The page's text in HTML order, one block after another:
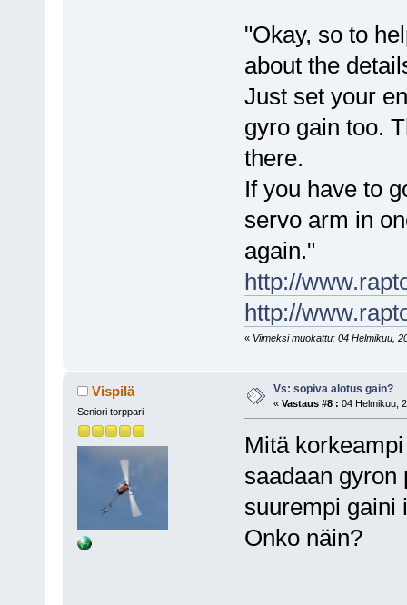
"Okay, so to
about the
Just set your
gyro gain too.
there.
If you have to
servo arm in
again."
http://
http://
« Viimeksi muokattu: 04 Helmikuu,
Vispilä
Seniori torppari
Vs: sopiva alotus gain?
« Vastaus #8 : 04 Helmikuu,
Mitä
saadaan gyron
suurempi gaini
Onko näin?